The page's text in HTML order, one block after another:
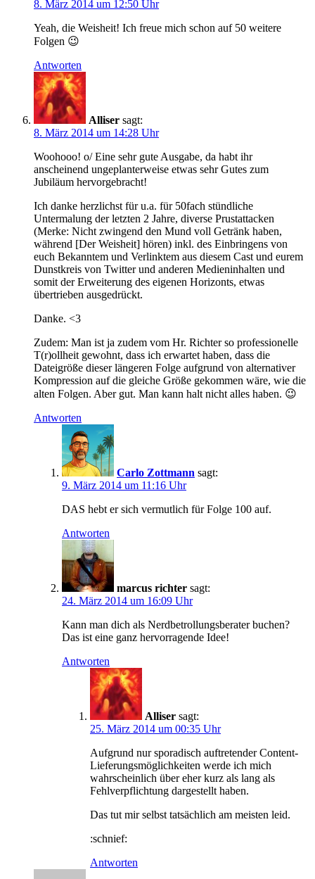
8. März 2014 um 12:50 Uhr
Yeah, die Weisheit! Ich freue mich schon auf 50 weitere
Folgen 😉
Antworten
Alliser sagt:
8. März 2014 um 14:28 Uhr
Woohooo! o/ Eine sehr gute Ausgabe, da habt ihr
anscheinend ungeplanterweise etwas sehr Gutes zum
Jubiläum hervorgebracht!
Ich danke herzlichst für u.a. für 50fach stündliche
Untermalung der letzten 2 Jahre, diverse Prustattacken
(Merke: Nicht zwingend den Mund voll Getränk haben,
während [Der Weisheit] hören) inkl. des Einbringens von
euch Bekanntem und Verlinktem aus diesem Cast und eurem
Dunstkreis von Twitter und anderen Medieninhalten und
somit der Erweiterung des eigenen Horizonts, etwas
übertrieben ausgedrückt.
Danke. <3
Zudem: Man ist ja zudem vom Hr. Richter so professionelle
T(r)ollheit gewohnt, dass ich erwartet haben, dass die
Dateigröße dieser längeren Folge aufgrund von alternativer
Kompression auf die gleiche Größe gekommen wäre, wie die
alten Folgen. Aber gut. Man kann halt nicht alles haben. 😉
Antworten
Carlo Zottmann sagt:
9. März 2014 um 11:16 Uhr
DAS hebt er sich vermutlich für Folge 100 auf.
Antworten
marcus richter sagt:
24. März 2014 um 16:09 Uhr
Kann man dich als Nerdbetrollungsberater buchen?
Das ist eine ganz hervorragende Idee!
Antworten
Alliser sagt:
25. März 2014 um 00:35 Uhr
Aufgrund nur sporadisch auftretender Content-
Lieferungsmöglichkeiten werde ich mich
wahrscheinlich über eher kurz als lang als
Fehlverpflichtung dargestellt haben.
Das tut mir selbst tatsächlich am meisten leid.
:schnief:
Antworten